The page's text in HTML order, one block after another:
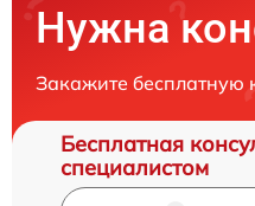
Нужна
Закажите бесплатную
Бесплатная
специалистом